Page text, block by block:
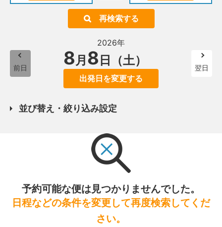
再検索する
前日
2026年
8月 8 日（土）
出発日を変更する
翌日
並び替え・絞り込み設定
予約可能な便は見つかりませんでした。
日程などの条件を変更して再度検索してくだ
さい。